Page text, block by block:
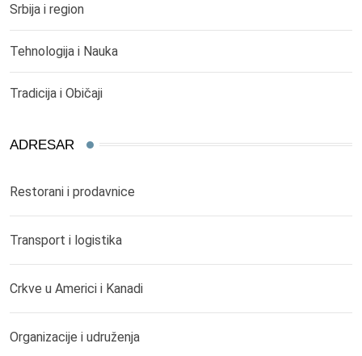
Srbija i region
Tehnologija i Nauka
Tradicija i Običaji
ADRESAR
Restorani i prodavnice
Transport i logistika
Crkve u Americi i Kanadi
Organizacije i udruženja